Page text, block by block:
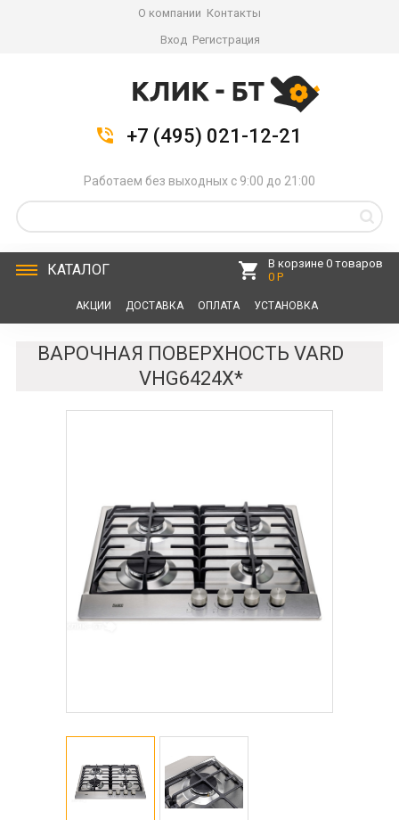
О компании Контакты
Вход Регистрация
+7 (495) 021-12-21
Работаем без выходных с 9:00 до 21:00
КАТАЛОГ
В корзине 0 товаров
0 Р
АКЦИИ ДОСТАВКА ОПЛАТА УСТАНОВКА
ВАРОЧНАЯ ПОВЕРХНОСТЬ VARD
VHG6424X*